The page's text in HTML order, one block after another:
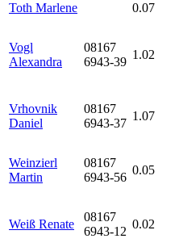
Toth Marlene
0.07
Vogl
Alexandra
08167
6943-39
1.02
Vrhovnik
Daniel
08167
6943-37
1.07
Weinzierl
Martin
08167
6943-56
0.05
Weiß Renate
08167
6943-12
0.02